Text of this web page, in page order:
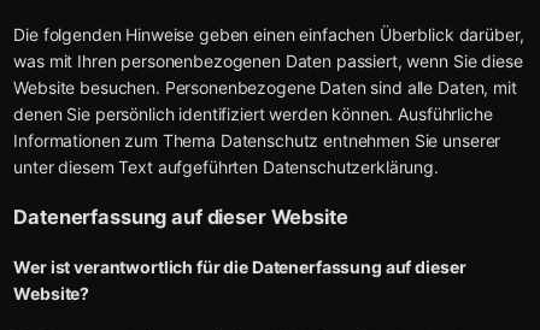
Die folgenden Hinweise geben einen einfachen Überblick darüber,
was mit Ihren personenbezogenen Daten passiert, wenn Sie diese
Website besuchen. Personenbezogene Daten sind alle Daten, mit
denen Sie persönlich identifiziert werden können. Ausführliche
Informationen zum Thema Datenschutz entnehmen Sie unserer
unter diesem Text aufgeführten Datenschutzerklärung.
Datenerfassung auf dieser Website
Wer ist verantwortlich für die Datenerfassung auf dieser
Website?